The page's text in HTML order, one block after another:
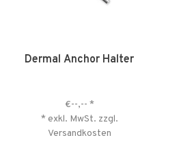
Dermal Anchor Halter
€--,-- *
* exkl. MwSt. zzgl.
Versandkosten